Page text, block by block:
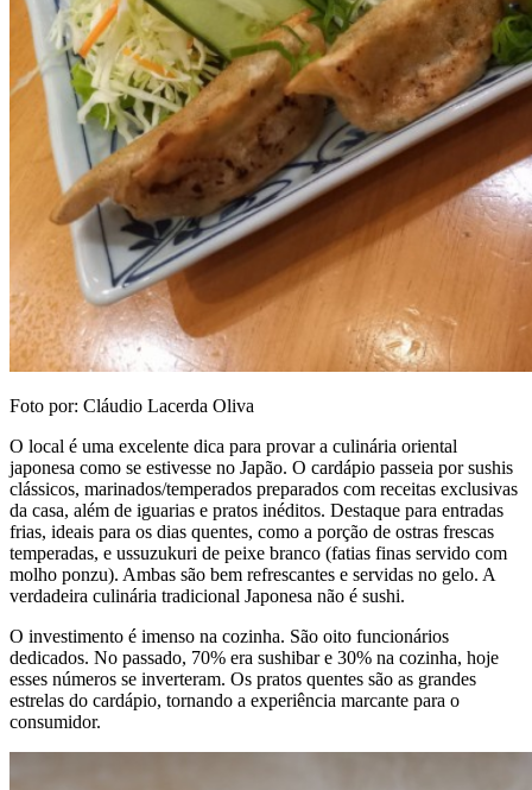
Foto por: Cláudio Lacerda Oliva
O local é uma excelente dica para provar a culinária oriental
japonesa como se estivesse no Japão. O cardápio passeia por sushis
clássicos, marinados/temperados preparados com receitas exclusivas
da casa, além de iguarias e pratos inéditos. Destaque para entradas
frias, ideais para os dias quentes, como a porção de ostras frescas
temperadas, e ussuzukuri de peixe branco (fatias finas servido com
molho ponzu). Ambas são bem refrescantes e servidas no gelo. A
verdadeira culinária tradicional Japonesa não é sushi.
O investimento é imenso na cozinha. São oito funcionários
dedicados. No passado, 70% era sushibar e 30% na cozinha, hoje
esses números se inverteram. Os pratos quentes são as grandes
estrelas do cardápio, tornando a experiência marcante para o
consumidor.